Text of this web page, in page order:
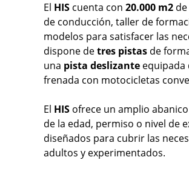
El HIS cuenta con 20.000 m2
de conducción, taller de
modelos para satisfacer las
dispone detres pistas de
una pista deslizante equipada
frenada con motocicletas
El HIS ofrece un amplio
de la edad, permiso o nivel de
diseñados para cubrir las
adultos y experimentados.